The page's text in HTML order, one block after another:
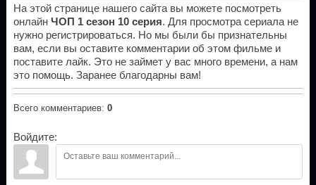
На этой странице нашего сайта вы можете посмотреть
онлайн ЧОП 1 сезон 10 серия. Для просмотра сериала не
нужно регистрироваться. Но мы были бы признательны
вам, если вы оставите комментарии об этом фильме и
поставите лайк. Это не займет у вас много времени, а нам
это помощь. Заранее благодарны вам!
Всего комментариев: 0
Войдите: